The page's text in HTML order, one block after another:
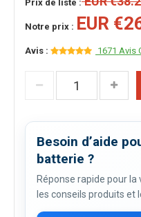
Prix de liste :
Notre prix : EUR
Avis : 1671 Avis
Besoin d’aide
batterie ?
Réponse rapide pour
les conseils produits et